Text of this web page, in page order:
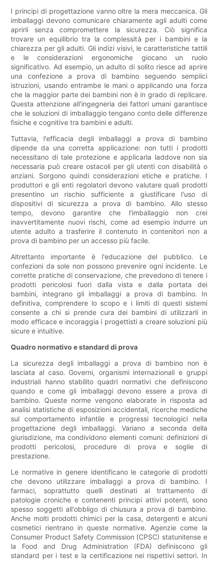
I principi di progettazione vanno oltre la mera meccanica. Gli
imballaggi devono comunicare chiaramente agli adulti come
aprirli senza compromettere la sicurezza. Ciò significa
trovare un equilibrio tra la complessità per i bambini e la
chiarezza per gli adulti. Gli indizi visivi, le caratteristiche tattili
e le considerazioni ergonomiche giocano un ruolo
significativo. Ad esempio, un adulto di solito riesce ad aprire
una confezione a prova di bambino seguendo semplici
istruzioni, usando entrambe le mani o applicando una forza
che la maggior parte dei bambini non è in grado di replicare.
Questa attenzione all'ingegneria dei fattori umani garantisce
che le soluzioni di imballaggio tengano conto delle differenze
fisiche e cognitive tra bambini e adulti.
Tuttavia, l'efficacia degli imballaggi a prova di bambino
dipende da una corretta applicazione: non tutti i prodotti
necessitano di tale protezione e applicarla laddove non sia
necessaria può creare ostacoli per gli utenti con disabilità o
anziani. Sorgono quindi considerazioni etiche e pratiche. I
produttori e gli enti regolatori devono valutare quali prodotti
presentino un rischio sufficiente a giustificare l'uso di
dispositivi di sicurezza a prova di bambino. Allo stesso
tempo, devono garantire che l'imballaggio non crei
inavvertitamente nuovi rischi, come ad esempio indurre un
utente adulto a trasferire il contenuto in contenitori non a
prova di bambino per un accesso più facile.
Altrettanto importante è l'educazione del pubblico. Le
confezioni da sole non possono prevenire ogni incidente. Le
corrette pratiche di conservazione, che prevedono di tenere i
prodotti pericolosi fuori dalla vista e dalla portata dei
bambini, integrano gli imballaggi a prova di bambino. In
definitiva, comprendere lo scopo e i limiti di questi sistemi
consente a chi si prende cura dei bambini di utilizzarli in
modo efficace e incoraggia i progettisti a creare soluzioni più
sicure e intuitive.
Quadro normativo e standard di prova
La sicurezza degli imballaggi a prova di bambino non è
lasciata al caso. Governi, organismi internazionali e gruppi
industriali hanno stabilito quadri normativi che definiscono
quando e come gli imballaggi devono essere a prova di
bambino. Queste norme vengono elaborate in risposta ad
analisi statistiche di esposizioni accidentali, ricerche mediche
sul comportamento infantile e progressi tecnologici nella
progettazione degli imballaggi. Variano a seconda della
giurisdizione, ma condividono elementi comuni: definizioni di
prodotti pericolosi, procedure di prova e soglie di
prestazione.
Le normative in genere identificano le categorie di prodotti
che devono utilizzare imballaggi a prova di bambino. I
farmaci, soprattutto quelli destinati al trattamento di
patologie croniche e contenenti principi attivi potenti, sono
spesso soggetti all'obbligo di chiusura a prova di bambino.
Anche molti prodotti chimici per la casa, detergenti e alcuni
cosmetici rientrano in queste normative. Agenzie come la
Consumer Product Safety Commission (CPSC) statunitense e
la Food and Drug Administration (FDA) definiscono gli
standard per i test e la certificazione nei rispettivi settori. In